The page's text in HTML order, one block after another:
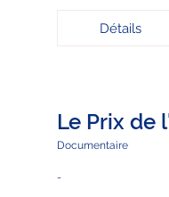
Détails
Le Prix de
Documentaire
-